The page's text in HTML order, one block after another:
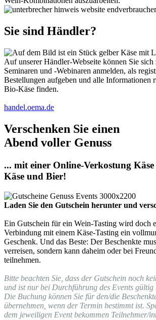
Sie sind Händler?
Auf unserer Händler-Webseite können Sie sich
Seminaren und -Webinaren anmelden, als
Bestellungen aufgeben und alle Informationen
Bio-Käse finden.
handel.oema.de
Verschenken Sie einen
Abend voller Genuss
... mit einer Online-Verkostung
Käse und Bier!
Laden Sie den Gutschein herunter und
Ein Gutschein für ein Wein-Tasting wird doch
Verbindung mit einem Käse-Tasting ein
Geschenk. Und das Beste: Der Beschenkte
verreisen, sondern kann daheim oder bei
teilnehmen.
Bitte beachten Sie, dass der Gutschein noch
und ist nur bei Durchführung des Events gültig
Die Buchung können Sie für den/die
übernehmen, wenn der Termin bestimmt ist.
dem jeweiligen Event bekommen Teilnehmer/